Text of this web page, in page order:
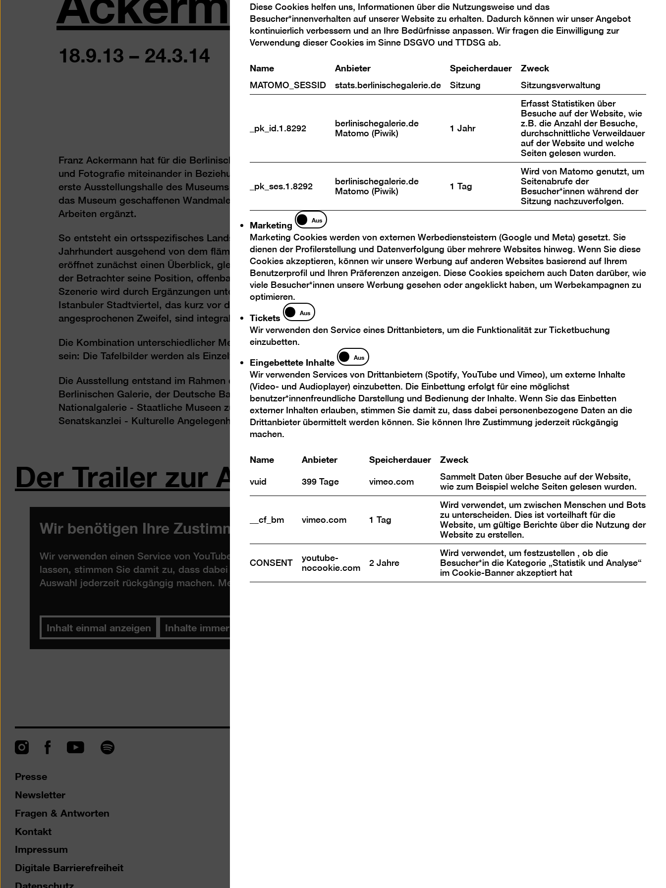
18.9.13–24.3.14 Hügel und Zweifel
Der Maler, Zeichner und Installationskünstler
Franz Ackermann (*1963 in Neumarkt St. Veit,
Bayern)gehört seit mehr als 15 Jahren zu den
wichtigsten Gegenwartskünstlern.
Franz Ackermann hat für die Berlinische Galerie ein Raumkonzept entwickelt, das Wandmalerei, Tafelbilder
und Fotografie miteinander in Beziehung setzt. Er bespielt die über 40 Meter lange und etwa 10 Meter hohe
erste Ausstellungshalle des Museums mit einer raumgreifenden Installation. Sie besteht aus einer eigens für
das Museum geschaffenen Wandmalerei und wird durch großformatige Tafelbilder und fotografische
Arbeiten ergänzt.
So entsteht ein ortsspezifisches Landschaftsbild in der Tradition der „Weltlandschaften“, wie sie sich im 16.
Jahrhundert ausgehend von dem flämischen Maler Joachim Patinirs entwickelten: Ackermanns Arbeit
eröffnet zunächst einen Überblick, gleich einem Panorama. Eine Hügellandschaft entfaltet sich. Verändert
der Betrachter seine Position, offenbart sich aber auch ein ungeheurer Detailreichtum. Die idealtypische
Szenerie wird durch Ergänzungen unterbrochen wie etwa Fotografien aus Indien und Tarlabasi, einem
Istanbuler Stadtviertel, das kurz vor dem Abriss steht. Sie repräsentieren die im Titel der Ausstellung
angesprochenen Zweifel, sind integraler Bestandteil der Wandmalerei und zugleich deren Widersacher.
Die Kombination unterschiedlicher Medien in der Berlinischen Galerie wird nur an diesem Ort so zu sehen
sein: Die Tafelbilder werden als Einzelwerke zu ihren Besitzern zurückgehen, die Wandgemälde übermalt.
Die Ausstellung entstand im Rahmen des Kooperationsprojekts Painting Forever! – einer Kooperation der
Berlinischen Galerie, der Deutsche Bank KunstHalle, der KW Institute for Contemporary Art und der
Nationalgalerie - Staatliche Museen zu Berlin. Initiiert vom Regierenden Bürgermeister von Berlin,
Senatskanzlei - Kulturelle Angelegenheiten.
Der Trailer zur Ausstellung
Wir benötigen Ihre Zustimmung, um Videos von YouTube zu laden
Wir verwenden einen Service von YouTube, um Videos einzubetten. Wenn Sie den Inhalt mit Ihrem Auswahl-Klick anzeigen
lassen, stimmen Sie damit zu, dass dabei personenbezogene Daten an Drittanbieter übermittelt werden können. Sie können Ihre
Auswahl jederzeit rückgängig machen. Mehr Informationen dazu finden Sie in unsererDatenschutzerklärung.
Inhalt einmal anzeigen Inhalte immer laden
InstagramFacebookYouTubeSpotify
Presse
Newsletter
Fragen & Antworten
Kontakt
Impressum
Digitale Barrierefreiheit
Analyse
Cookies
Diese Cookies helfen uns, Informationen über die Nutzungsweise und das
Besucher*innenverhalten auf unserer Website zu erhalten. Dadurch können wir unser Angebot
kontinuierlich verbessern und an Ihre Bedürfnisse anpassen. Wir fragen die Einwilligung zur
Verwendung dieser Cookies im Sinne DSGVO und TTDSG ab.
Name Anbieter Speicherdauer Zweck
MATOMO_SESSID stats.berlinischegalerie.de Sitzung Sitzungsverwaltung
_pk_id.1.8292
berlinischegalerie.de
Matomo (Piwik)
1 Jahr
Erfasst Statistiken über
Besuche auf der Website, wie
z.B. die Anzahl der Besuche,
durchschnittliche Verweildauer
auf der Website und welche
Seiten gelesen wurden.
_pk_ses.1.8292
berlinischegalerie.de
Matomo (Piwik)
1 Tag
Wird von Matomo genutzt, um
Seitenabrufe der
Besucher*innen während der
Sitzung nachzuverfolgen.
Marketing
Marketing
Aus
Marketing Cookies werden von externen Werbediensteistern (Google und Meta) gesetzt. Sie
dienen der Profilerstellung und Datenverfolgung über mehrere Websites hinweg. Wenn Sie diese
Cookies akzeptieren, können wir unsere Werbung auf anderen Websites basierend auf Ihrem
Benutzerprofil und Ihren Präferenzen anzeigen. Diese Cookies speichern auch Daten darüber, wie
viele Besucher*innen unsere Werbung gesehen oder angeklickt haben, um Werbekampagnen zu
optimieren.
Tickets
Tickets
Aus
Wir verwenden den Service eines Drittanbieters, um die Funktionalität zur Ticketbuchung
einzubetten.
Eingebettete Inhalte
Eingebettete
Inhalte
Aus
Wir verwenden Services von Drittanbietern (Spotify, YouTube und Vimeo), um externe Inhalte
(Video- und Audioplayer) einzubetten. Die Einbettung erfolgt für eine möglichst
benutzer*innenfreundliche Darstellung und Bedienung der Inhalte. Wenn Sie das Einbetten
externer Inhalten erlauben, stimmen Sie damit zu, dass dabei personenbezogene Daten an die
Drittanbieter übermittelt werden können. Sie können Ihre Zustimmung jederzeit rückgängig
machen.
Name Anbieter Speicherdauer Zweck
vuid 399 Tage vimeo.com
Sammelt Daten über Besuche auf der Website,
wie zum Beispiel welche Seiten gelesen wurden.
__cf_bm vimeo.com 1 Tag
Wird verwendet, um zwischen Menschen und Bots
zu unterscheiden. Dies ist vorteilhaft für die
Website, um gültige Berichte über die Nutzung der
Website zu erstellen.
CONSENT
youtube-
nocookie.com
2 Jahre
Wird verwendet, um festzustellen , ob die
Besucher*in die Kategorie „Statistik und Analyse“
im Cookie-Banner akzeptiert hat